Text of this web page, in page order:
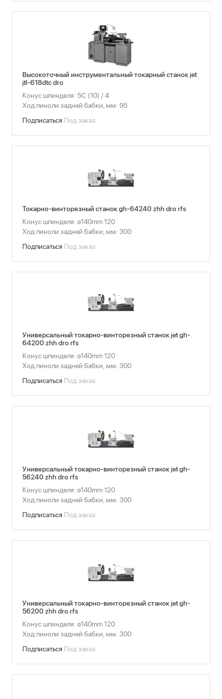
Высокоточный инструментальный токарный станок jet
jtl-618dtc dro
Конус шпинделя: 5С (10) / 4
Ход пиноли задней бабки, мм: 95
Подписаться Под заказ
Токарно-винторезный станок gh-64240 zhh dro rfs
Конус шпинделя: ø140mm 120
Ход пиноли задней бабки, мм: 300
Подписаться Под заказ
Универсальный токарно-винторезный станок jet gh-
64200 zhh dro rfs
Конус шпинделя: ø140mm 120
Ход пиноли задней бабки, мм: 300
Подписаться Под заказ
Универсальный токарно-винторезный станок jet gh-
56240 zhh dro rfs
Конус шпинделя: ø140mm 120
Ход пиноли задней бабки, мм: 300
Подписаться Под заказ
Универсальный токарно-винторезный станок jet gh-
56200 zhh dro rfs
Конус шпинделя: ø140mm 120
Ход пиноли задней бабки, мм: 300
Подписаться Под заказ